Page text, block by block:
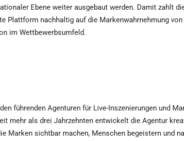
Ebene weiter ausgebaut werden. Damit zahlt
Plattform nachhaltig auf die Markenwahrnehmung von
im Wettbewerbsumfeld.
führenden Agenturen für Live-Inszenierungen und
mehr als drei Jahrzehnten entwickelt die Agentur
Marken sichtbar machen, Menschen begeistern und